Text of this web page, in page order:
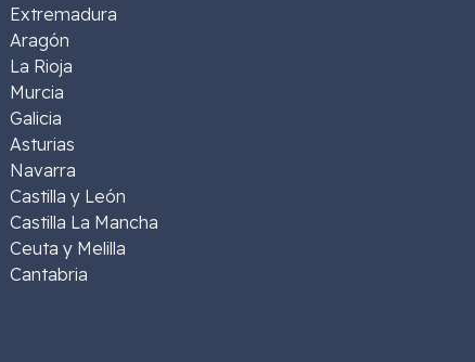
Extremadura
Aragón
La Rioja
Murcia
Galicia
Asturias
Navarra
Castilla y León
Castilla La Mancha
Ceuta y Melilla
Cantabria